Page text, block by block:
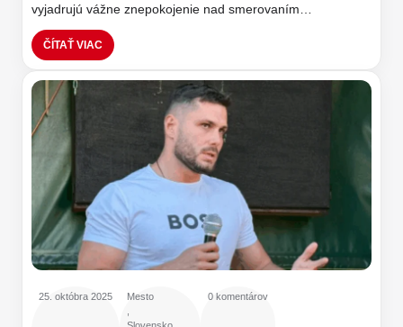
vyjadrujú vážne znepokojenie nad smerovaním…
ČÍTAŤ VIAC
25. októbra 2025
Mesto
0 komentárov